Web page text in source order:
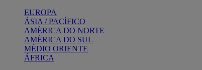
EUROPA
ÁSIA / PACÍFICO
AMÉRICA DO NORTE
AMÉRICA DO SUL
MÉDIO ORIENTE
ÁFRICA